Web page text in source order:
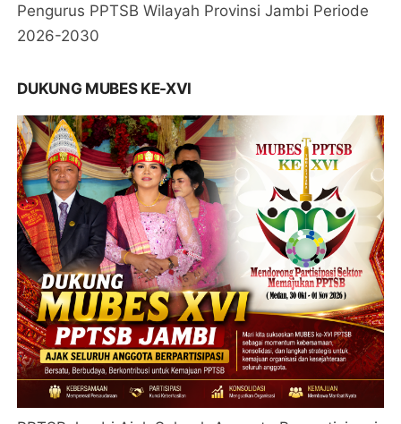
Pengurus PPTSB Wilayah Provinsi Jambi Periode
2026-2030
DUKUNG MUBES KE-XVI